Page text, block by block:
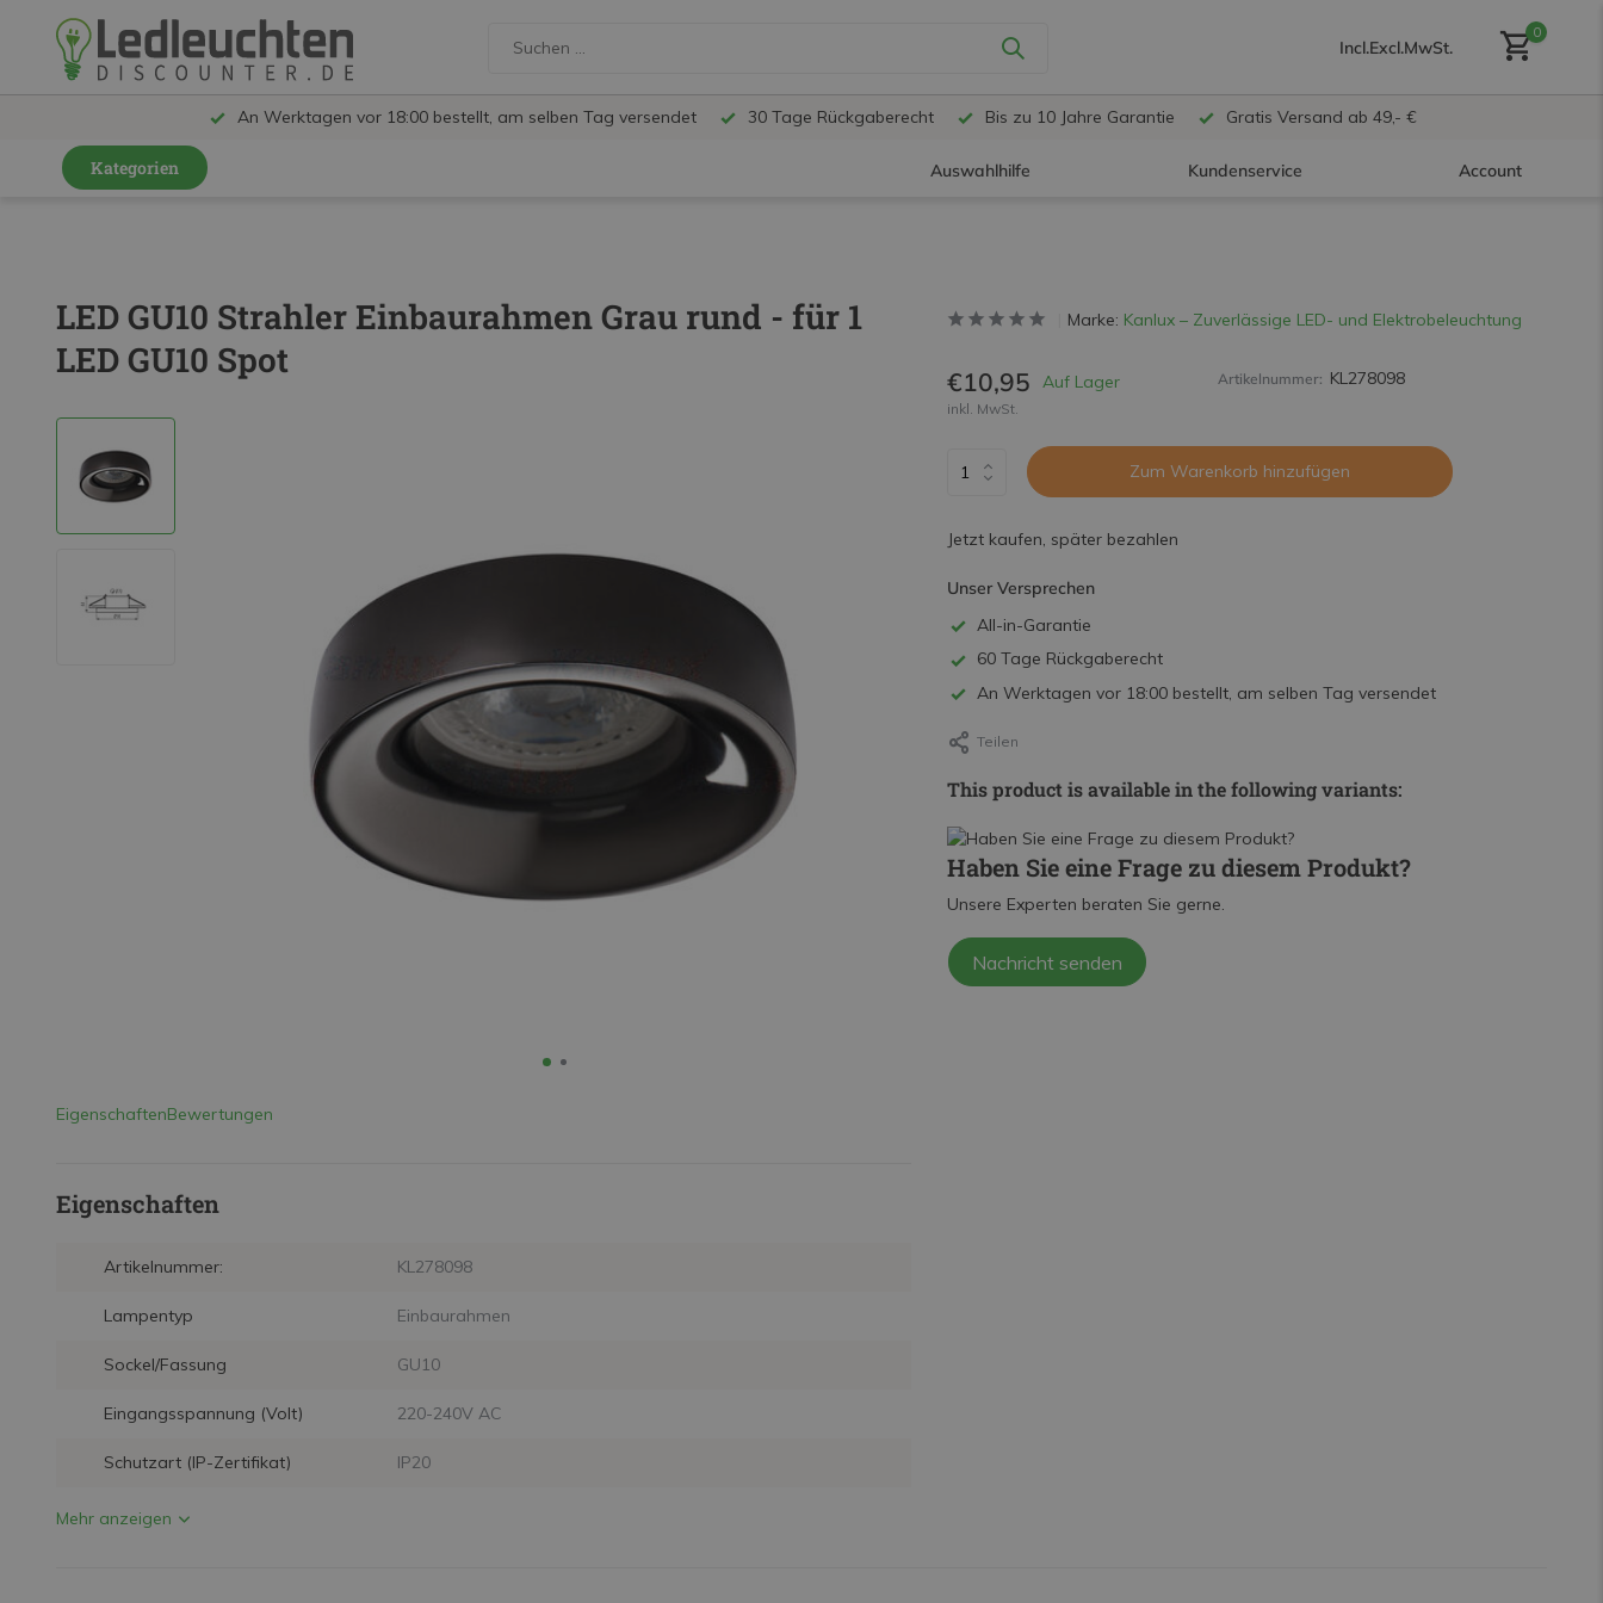
Incl.Excl.MwSt.
0
An Werktagen vor 18:00 bestellt, am selben Tag versendet 30 Tage Rückgaberecht Bis zu 10 Jahre Garantie Gratis Versand ab 49,- €
Kategorien Auswahlhilfe Kundenservice Account
Benutzerkonto
LED Schienensystem Lampen
Innenleuchten
Feuchtraumleuchten IP65
Außenleuchten
LED Panels
LED GU10 Strahler Einbaurahmen Grau rund - für 1
LED GU10 Spot
EigenschaftenBewertungen
Eigenschaften
Artikelnummer: KL278098
Lampentyp Einbaurahmen
Sockel/Fassung GU10
Eingangsspannung (Volt) 220-240V AC
Schutzart (IP-Zertifikat) IP20
Mehr anzeigen
Marke: Kanlux – Zuverlässige LED- und Elektrobeleuchtung
€10,95 Auf Lager
inkl. MwSt.
Artikelnummer: KL278098
Zum Warenkorb hinzufügen
Jetzt kaufen, später bezahlen
Unser Versprechen
All-in-Garantie
60 Tage Rückgaberecht
An Werktagen vor 18:00 bestellt, am selben Tag versendet
Teilen
This product is available in the following variants:
Haben Sie eine Frage zu diesem Produkt?
Unsere Experten beraten Sie gerne.
Nachricht senden